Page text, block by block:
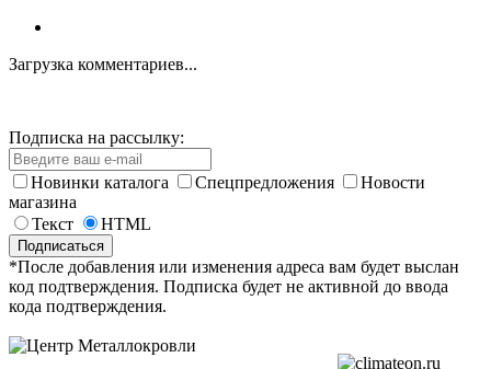
Загрузка комментариев...
Подписка на рассылку:
Новинки каталога Спецпредложения
Новости
магазина
Текст
HTML
*После добавления или изменения адреса вам будет выслан
код подтверждения. Подписка будет не активной до ввода
кода подтверждения.